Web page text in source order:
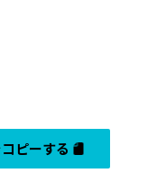
ピーする